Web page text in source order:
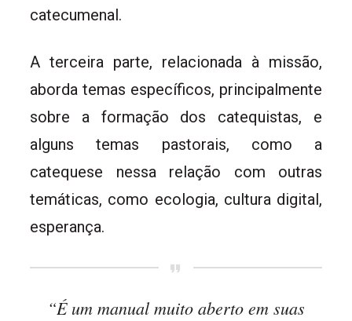
catecumenal.
A terceira parte, relacionada à missão,
aborda temas específicos, principalmente
sobre a formação dos catequistas, e
alguns temas pastorais, como a
catequese nessa relação com outras
temáticas, como ecologia, cultura digital,
esperança.
“É um manual muito aberto em suas